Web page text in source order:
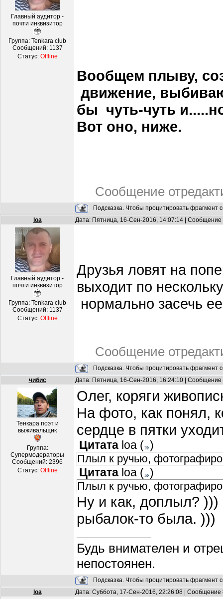
Главный аудитор -
почти инквизитор
Группа: Tenkara club
Сообщений: 1137
Статус: Offline
Вообщем плыву,
движение,
бы чуть-чуть
Вот оно, ниже.
Сообщение
Подсказка. Чтобы процитировать фрагмент
loa
Дата: Пятница, 16-Сен-2016, 14:07:14 |
Главный аудитор -
почти инквизитор
Группа: Tenkara club
Сообщений: 1137
Статус: Offline
Друзья ловят на
выходит по
нормально засечь
Сообщение
Подсказка. Чтобы процитировать фрагмент
чибис
Дата: Пятница, 16-Сен-2016, 16:24:10 |
Тенкара поэт и
выживальщик
Группа:
Супермодераторы
Сообщений: 2396
Статус: Offline
Олег, коряги
На фото, как понял,
сердце в пятки
Цитата loa ( )
Плыл к ручью,
Цитата loa ( )
Плыл к ручью,
Ну и как, доплыл?
рыбалок-то была. )))
Будь внимателен и
непостоянен.
Подсказка. Чтобы процитировать фрагмент
loa
Дата: Суббота, 17-Сен-2016, 22:26:08 |